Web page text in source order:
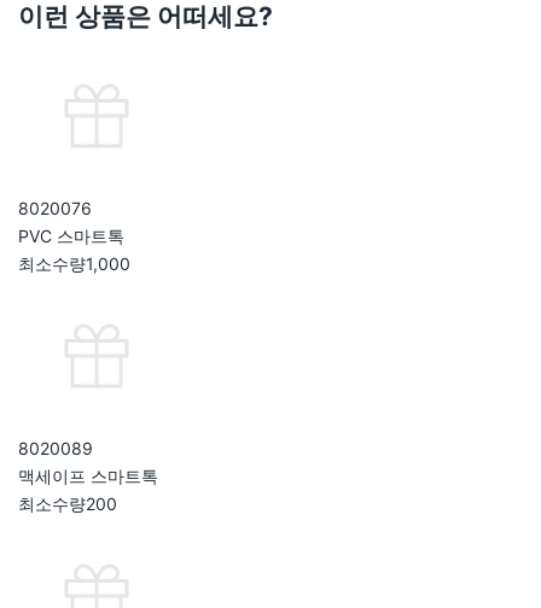
이런 상품은 어떠세요?
8020076
PVC 스마트톡
최소수량1,000
8020089
맥세이프 스마트톡
최소수량200